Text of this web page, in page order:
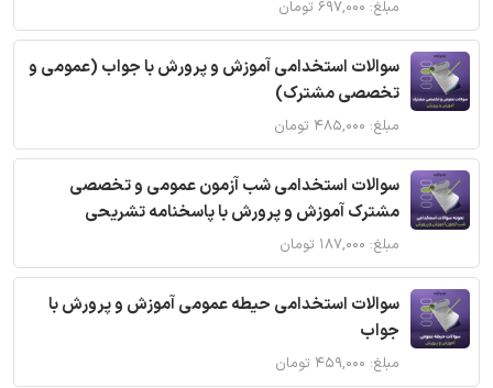
مبلغ: ۶۹۷,۰۰۰ تومان
سوالات استخدامی آموزش و پرورش با جواب (عمومی و
تخصصی مشترک)
مبلغ: ۴۸۵,۰۰۰ تومان
سوالات استخدامی شب آزمون عمومی و تخصصی
مشترک آموزش و پرورش با پاسخنامه تشریحی
مبلغ: ۱۸۷,۰۰۰ تومان
سوالات استخدامی حیطه عمومی آموزش و پرورش با
جواب
مبلغ: ۴۵۹,۰۰۰ تومان